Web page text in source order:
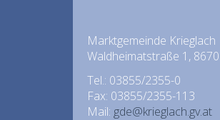
Marktgemeinde Krieglach
Waldheimatstraße 1,
Tel.: 03855/2355-0
Fax: 03855/2355-113
Mail: gde@krieglach.gv.at